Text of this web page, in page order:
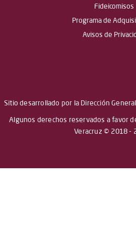
Fideicomisos
Programa de
Avisos de
Sitio desarrollado por la Dirección
Algunos derechos reservados a favor
Veracruz © 2018 -